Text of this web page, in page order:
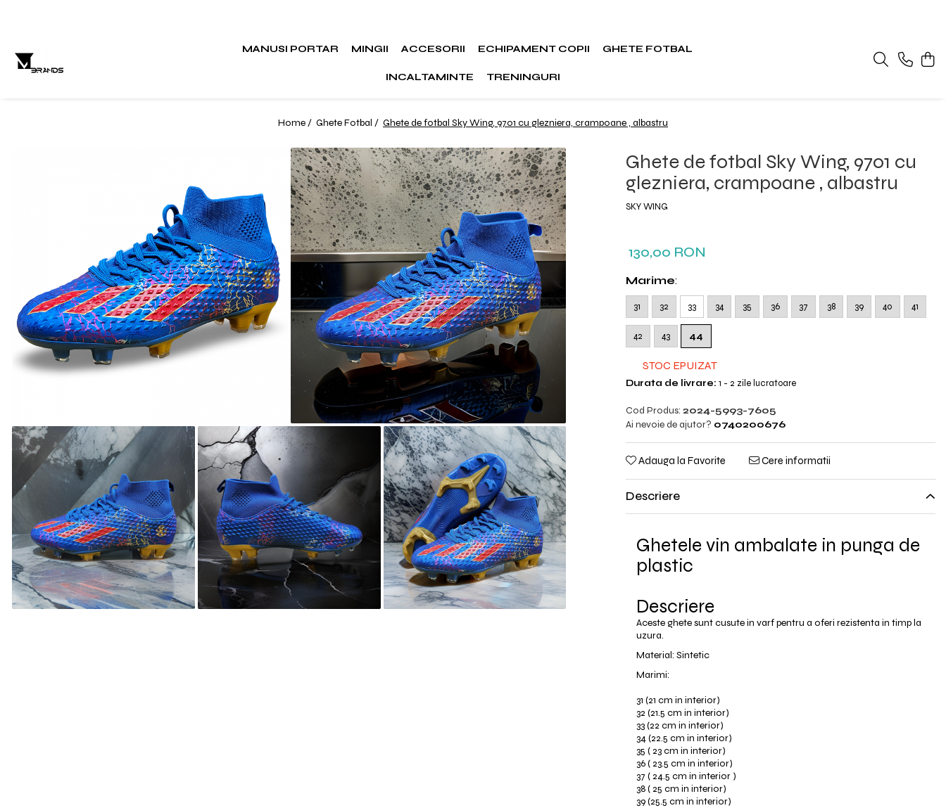
MANUSI PORTAR MINGII ACCESORII ECHIPAMENT COPII GHETE FOTBAL
INCALTAMINTE TRENINGURI
Home / Ghete Fotbal / Ghete de fotbal Sky Wing, 9701 cu glezniera, crampoane , albastru
Ghete de fotbal Sky Wing, 9701 cu
glezniera, crampoane , albastru
SKY WING
130,00 RON
Marime:
31 32 33 34 35 36 37 38 39 40 41
42 43 44
STOC EPUIZAT
Durata de livrare: 1 - 2 zile lucratoare
Cod Produs: 2024-5993-7605
Ai nevoie de ajutor? 0740200676
Adauga la Favorite Cere informatii
Descriere
Ghetele vin ambalate in punga de
plastic
Descriere
Aceste ghete sunt cusute in varf pentru a oferi rezistenta in timp la
uzura.
Material: Sintetic
Marimi:
31 (21 cm in interior)
32 (21.5 cm in interior)
33 (22 cm in interior)
34 (22.5 cm in interior)
35 ( 23 cm in interior)
36 ( 23.5 cm in interior)
37 ( 24.5 cm in interior )
38 ( 25 cm in interior)
39 (25.5 cm in interior)